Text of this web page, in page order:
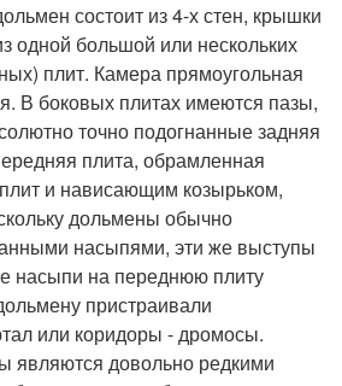
состоит из 4-х стен, крышки
одной большой или нескольких
плит. Камера прямоугольная
В боковых плитах имеются пазы,
точно подогнанные задняя
плита, обрамленная
и нависающим козырьком,
дольмены обычно
насыпями, эти же выступы
насыпи на переднюю плиту
пристраивали
или коридоры - дромосы.
являются довольно редкими